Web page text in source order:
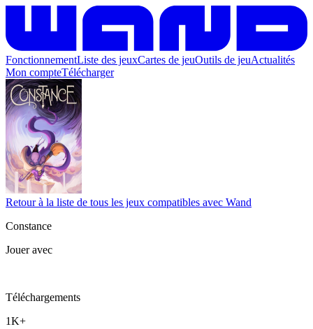
FonctionnementListe des jeuxCartes de jeuOutils de jeuActualités
Mon compteTélécharger
Retour à la liste de tous les jeux compatibles avec Wand
Constance
Jouer avec
Téléchargements
1K+